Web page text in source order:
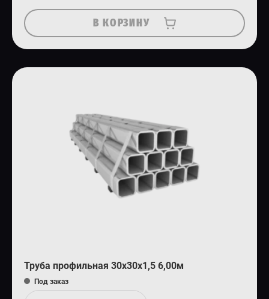
В КОРЗИНУ
Труба профильная 30х30х1,5 6,00м
Под заказ